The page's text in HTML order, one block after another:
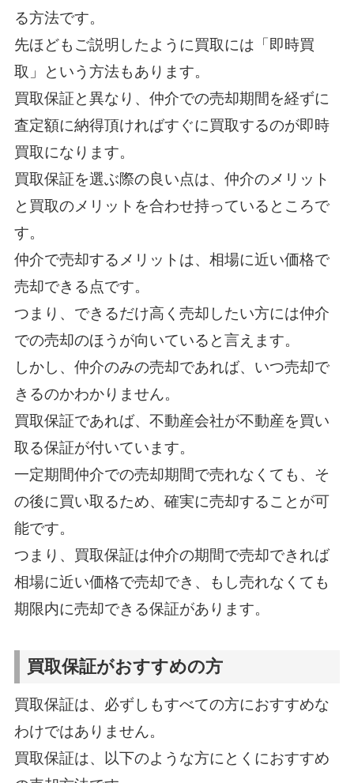
る方法です。
先ほどもご説明したように買取には「即時買
取」という方法もあります。
買取保証と異なり、仲介での売却期間を経ずに
査定額に納得頂ければすぐに買取するのが即時
買取になります。
買取保証を選ぶ際の良い点は、仲介のメリット
と買取のメリットを合わせ持っているところで
す。
仲介で売却するメリットは、相場に近い価格で
売却できる点です。
つまり、できるだけ高く売却したい方には仲介
での売却のほうが向いていると言えます。
しかし、仲介のみの売却であれば、いつ売却で
きるのかわかりません。
買取保証であれば、不動産会社が不動産を買い
取る保証が付いています。
一定期間仲介での売却期間で売れなくても、そ
の後に買い取るため、確実に売却することが可
能です。
つまり、買取保証は仲介の期間で売却できれば
相場に近い価格で売却でき、もし売れなくても
期限内に売却できる保証があります。
買取保証がおすすめの方
買取保証は、必ずしもすべての方におすすめな
わけではありません。
買取保証は、以下のような方にとくにおすすめ